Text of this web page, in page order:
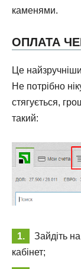
каменями.
ОПЛАТА
Це
Не потрібно
стягується,
такий:
Зайдіть
кабінет;